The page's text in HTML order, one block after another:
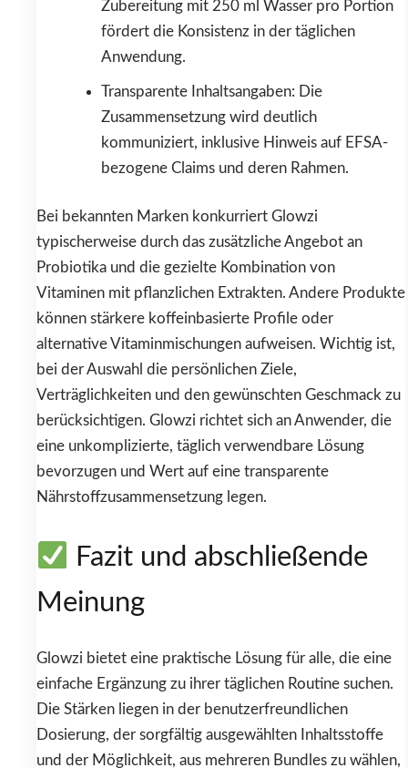
Zubereitung mit 250 ml Wasser pro Portion
fördert die Konsistenz in der täglichen
Anwendung.
Transparente Inhaltsangaben: Die
Zusammensetzung wird deutlich
kommuniziert, inklusive Hinweis auf EFSA-
bezogene Claims und deren Rahmen.
Bei bekannten Marken konkurriert Glowzi
typischerweise durch das zusätzliche Angebot an
Probiotika und die gezielte Kombination von
Vitaminen mit pflanzlichen Extrakten. Andere Produkte
können stärkere koffeinbasierte Profile oder
alternative Vitaminmischungen aufweisen. Wichtig ist,
bei der Auswahl die persönlichen Ziele,
Verträglichkeiten und den gewünschten Geschmack zu
berücksichtigen. Glowzi richtet sich an Anwender, die
eine unkomplizierte, täglich verwendbare Lösung
bevorzugen und Wert auf eine transparente
Nährstoffzusammensetzung legen.
Fazit und abschließende
Meinung
Glowzi bietet eine praktische Lösung für alle, die eine
einfache Ergänzung zu ihrer täglichen Routine suchen.
Die Stärken liegen in der benutzerfreundlichen
Dosierung, der sorgfältig ausgewählten Inhaltsstoffe
und der Möglichkeit, aus mehreren Bundles zu wählen,